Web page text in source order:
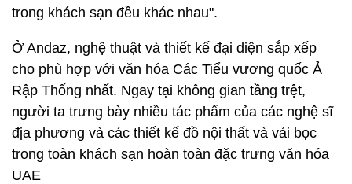
trong khách sạn đều khác nhau".
Ở Andaz, nghệ thuật và thiết kế đại diện sắp xếp
cho phù hợp với văn hóa Các Tiểu vương quốc Ả
Rập Thống nhất. Ngay tại không gian tầng trệt,
người ta trưng bày nhiều tác phẩm của các nghệ sĩ
địa phương và các thiết kế đồ nội thất và vải bọc
trong toàn khách sạn hoàn toàn đặc trưng văn hóa
UAE